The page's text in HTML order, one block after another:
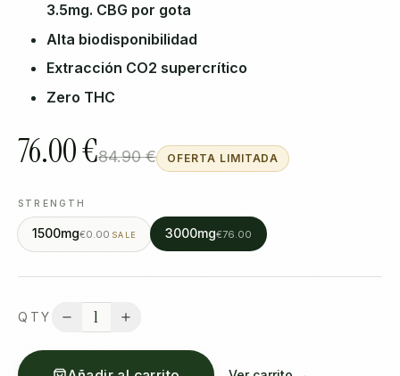
3.5mg. CBG por gota
Alta biodisponibilidad
Extracción CO2 supercrítico
Zero THC
76.00 €84.90 € OFERTA LIMITADA
STRENGTH
1500mg€0.00 SALE 3000mg€76.00
QTY 1